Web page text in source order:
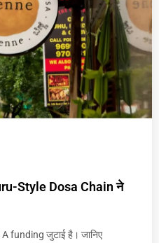
Style Dosa Chain ने
funding जुटाई है। जानिए